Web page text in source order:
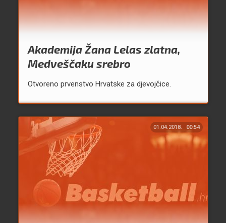
Akademija Žana Lelas zlatna,
Medveščaku srebro
Otvoreno prvenstvo Hrvatske za djevojčice.
01.04.2018. 00:54